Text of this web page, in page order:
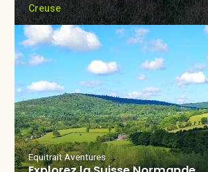
Creuse
Equitrait Aventures